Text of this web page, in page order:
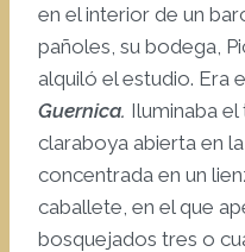
en el interior de un
pañoles, su bodega,
alquiló el estudio. Era
Guernica. Iluminaba
claraboya abierta en
concentrada en un
caballete, en el que
bosquejados tres o